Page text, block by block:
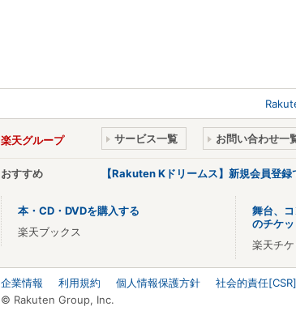
楽天グループ サービス一覧 お問い合わせ一
おすすめ 【Rakuten Kドリームス】新規会員登
本・CD・DVDを購入する
楽天ブックス
舞台、
のチケ
楽天チケ
企業情報 利用規約 個人情報保護方針 社会的責任[CSR]
© Rakuten Group, Inc.